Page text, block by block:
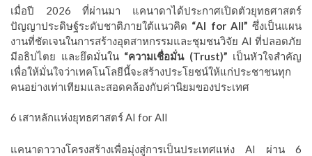
เมื่อปี 2026 ที่ผ่านมา แคนาดาได้ประกาศเปิดตัวยุทธศาสตร์
ปัญญาประดิษฐ์ระดับชาติภายใต้แนวคิด “AI for All” ซึ่งเป็นแผน
งานที่ชัดเจนในการสร้างอุตสาหกรรมและชุมชนวิจัย AI ที่ปลอดภัย
มีอธิปไตย และยึดมั่นใน “ความเชื่อมั่น (Trust)” เป็นหัวใจสำคัญ
เพื่อให้มั่นใจว่าเทคโนโลยีนี้จะสร้างประโยชน์ให้แก่ประชาชนทุก
คนอย่างเท่าเทียมและสอดคล้องกับค่านิยมของประเทศ
6 เสาหลักแห่งยุทธศาสตร์ AI for All
แคนาดาวางโครงสร้างเพื่อมุ่งสู่การเป็นประเทศแห่ง AI ผ่าน 6